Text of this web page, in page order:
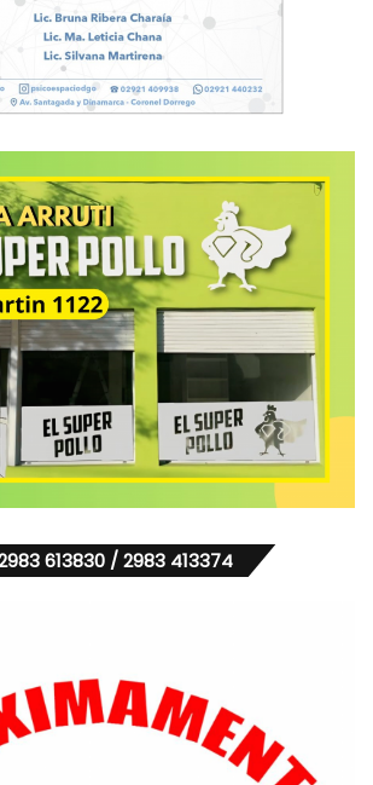
2983 613830 / 2983 413374